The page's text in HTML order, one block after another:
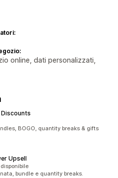
online, dati personalizzati,
Discounts
BOGO, quantity breaks & gifts
Upsell
bundle e quantity breaks.